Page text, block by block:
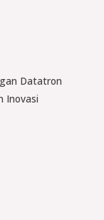
Datatron
Inovasi